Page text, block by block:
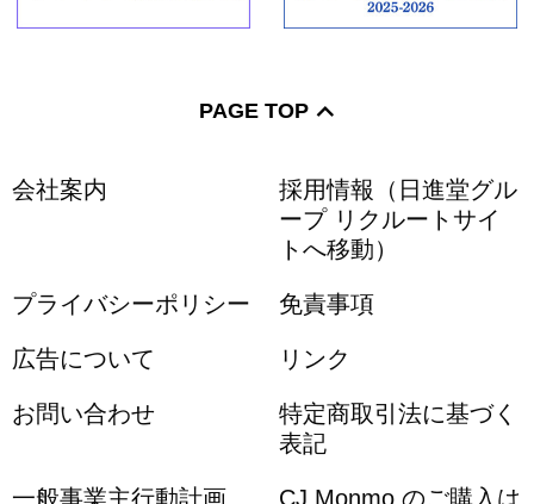
PAGE TOP
会社案内
採用情報（日進堂グル
ープ リクルートサイ
トへ移動）
プライバシーポリシー 免責事項
広告について リンク
お問い合わせ
特定商取引法に基づく
表記
一般事業主行動計画 CJ Monmo のご購入は